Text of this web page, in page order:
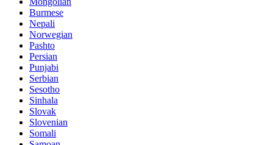
Burmese
Nepali
Norwegian
Pashto
Persian
Punjabi
Serbian
Sesotho
Sinhala
Slovak
Slovenian
Somali